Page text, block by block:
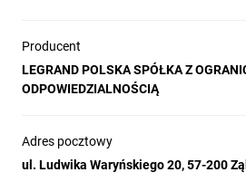
Producent
LEGRAND POLSKA SPÓŁKA Z
ODPOWIEDZIALNOŚCIĄ
Adres pocztowy
ul. Ludwika Waryńskiego 20, 57-200